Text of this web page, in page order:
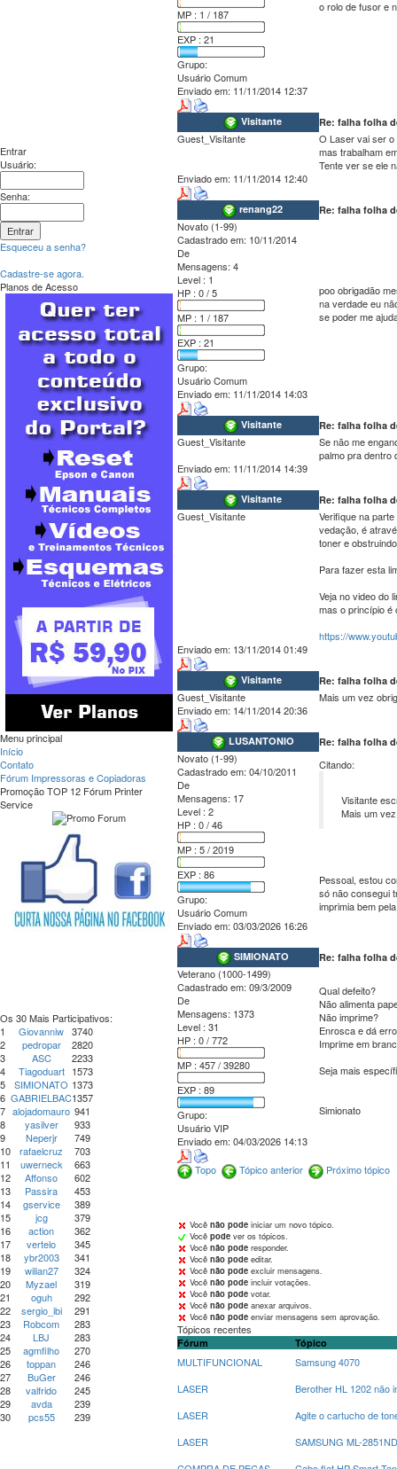
Entrar
Usuário:
Senha:
Esqueceu a senha?
Cadastre-se agora.
Planos de Acesso
Menu principal
Início
Contato
Fórum Impressoras e Copiadoras
Promoção TOP 12 Fórum Printer
Service
Os 30 Mais Participativos:
1
Giovanniw 3740
2
pedropar
2820
3
ASC
2233
4
Tiagoduart 1573
5
SIMIONATO 1373
6 GABRIELBAC1357
7 alojadomauro 941
8
yasilver
933
9
Neperjr
749
10
rafaelcruz
703
11
uwerneck
663
12
Affonso
602
13
Passira
453
14
gservice
389
15
jcg
379
16
action
362
17
vertelo
345
18
ybr2003
341
19
wilian27
324
20
Myzael
319
21
oguh
292
22
sergio_ibi
291
23
Robcom
283
24
LBJ
283
25
agmfilho
270
26
toppan
246
27
BuGer
246
28
valfrido
245
29
avda
239
30
pcs55 239
MP : 1 / 187
EXP : 21
Grupo:
Usuário Comum
o rolo de fusor e
Enviado em: 11/11/2014 12:37
Visitante Re: falha folha
Guest_Visitante
O Laser vai ser
mas trabalham
Tente ver se ele
Enviado em: 11/11/2014 12:40
renang22 Re: falha folha
Novato (1-99)
Cadastrado em: 10/11/2014
De
Mensagens: 4
Level : 1
HP : 0 / 5
MP : 1 / 187
EXP : 21
Grupo:
Usuário Comum
poo obrigadão
na verdade eu
se poder me
Enviado em: 11/11/2014 14:03
Visitante Re: falha folha
Guest_Visitante
Se não me
palmo pra dentro
Enviado em: 11/11/2014 14:39
Visitante Re: falha folha
Guest_Visitante
Verifique na
vedação, é
toner e
Para fazer esta
Veja no video do
mas o princípio é
https://
Enviado em: 13/11/2014 01:49
Visitante Re: falha folha
Guest_Visitante
Mais um vez
Enviado em: 14/11/2014 20:36
LUSANTONIO Re: falha folha
Novato (1-99)
Cadastrado em: 04/10/2011
De
Mensagens: 17
Level : 2
HP : 0 / 46
MP : 5 / 2019
EXP : 86
Grupo:
Usuário Comum
Citando:
Visitante
Mais um
Pessoal, estou
só não consegui
imprimia bem
Enviado em: 03/03/2026 16:26
SIMIONATO Re: falha folha
Veterano (1000-1499)
Cadastrado em: 09/3/2009
De
Mensagens: 1373
Level : 31
HP : 0 / 772
MP : 457 / 39280
EXP : 89
Grupo:
Usuário VIP
Qual defeito?
Não alimenta
Não imprime?
Enrosca e dá
Imprime em
Seja mais
Simionato
Enviado em: 04/03/2026 14:13
Topo
Tópico anterior Próximo tópico
Você não pode iniciar um novo tópico.
Você pode ver os tópicos.
Você não pode responder.
Você não pode editar.
Você não pode excluir mensagens.
Você não pode incluir votações.
Você não pode votar.
Você não pode anexar arquivos.
Você não pode enviar mensagens sem aprovação.
Tópicos recentes
Fórum Tópico
MULTIFUNCIONAL
Samsung 4070
LASER
Berother HL 1202 não
LASER
Agite o cartucho de
LASER
SAMSUNG ML-